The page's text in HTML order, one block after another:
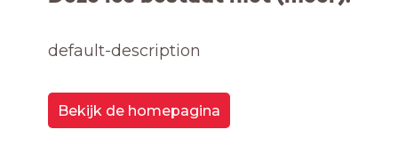
default-description
Bekijk de homepagina